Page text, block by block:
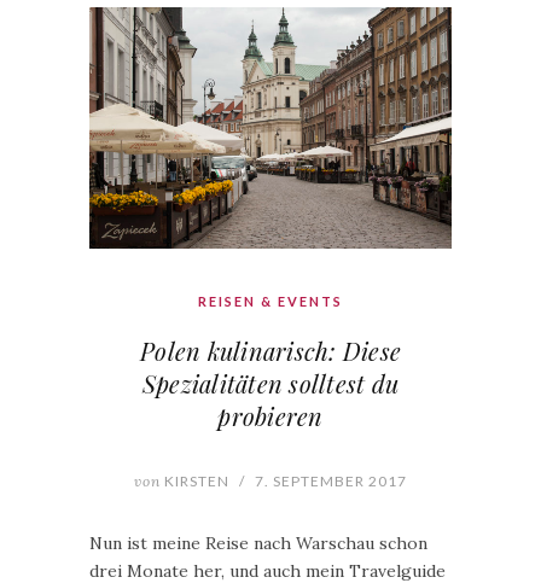
REISEN & EVENTS
Polen kulinarisch: Diese
Spezialitäten solltest du
probieren
von KIRSTEN / 7. SEPTEMBER 2017
Nun ist meine Reise nach Warschau schon
drei Monate her, und auch mein Travelguide